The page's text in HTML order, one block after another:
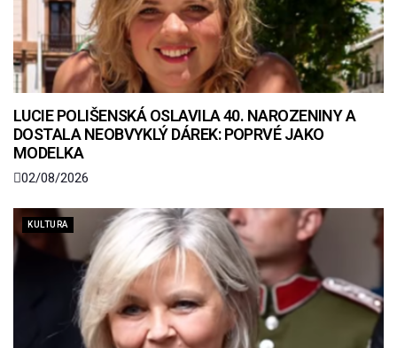
LUCIE POLIŠENSKÁ OSLAVILA 40. NAROZENINY A
DOSTALA NEOBVYKLÝ DÁREK: POPRVÉ JAKO
MODELKA
02/08/2026
KULTURA